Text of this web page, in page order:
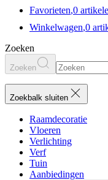
Favorieten,0
Winkelwagen,0
Zoeken
Zoeken
Zoekbalk sluiten
Raamdecoratie
Vloeren
Verlichting
Verf
Tuin
Aanbiedingen